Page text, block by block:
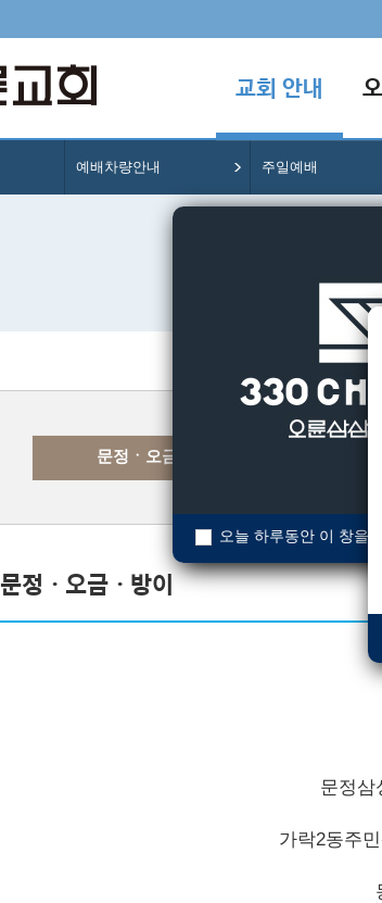
교회 안내
예배차량안내 주일예배
수요
문정ㆍ오금ㆍ방이
문정ㆍ오금ㆍ방이
문정삼
가락2동주
오늘 하루동안 이 창을